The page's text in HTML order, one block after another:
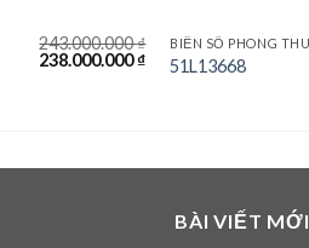
243.000.000₫
Giá
238.000.000₫Giá
hiện
BIỂN SỐ PHONG
51L13668
BÀI VIẾT MỚI